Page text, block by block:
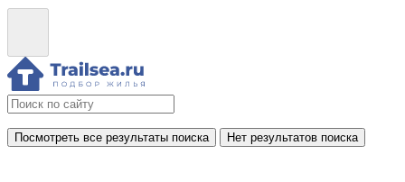
Посмотреть все результаты поиска Нет результатов поиска